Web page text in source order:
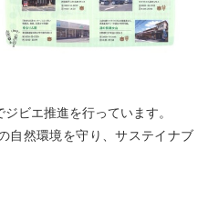
ビエ推進を行っています。
自然環境を守り、サステイナブ